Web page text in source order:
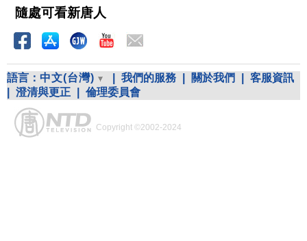
隨處可看新唐人
語言： 中文(台灣) 我們的服務 關於我們
客服資訊
澄清與更正 倫理委員會
Copyright ©2002-2024